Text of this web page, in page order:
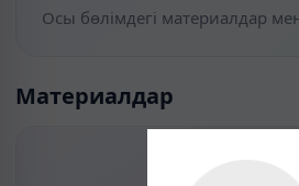
Осы бөлімдегі материалдар
Материалдар